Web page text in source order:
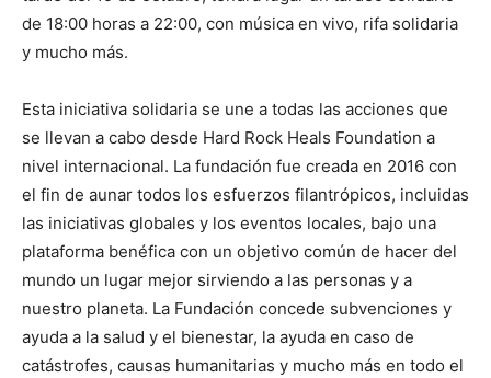
de 18:00 horas a 22:00, con música en vivo, rifa solidaria
y mucho más.
Esta iniciativa solidaria se une a todas las acciones que
se llevan a cabo desde Hard Rock Heals Foundation a
nivel internacional. La fundación fue creada en 2016 con
el fin de aunar todos los esfuerzos filantrópicos, incluidas
las iniciativas globales y los eventos locales, bajo una
plataforma benéfica con un objetivo común de hacer del
mundo un lugar mejor sirviendo a las personas y a
nuestro planeta. La Fundación concede subvenciones y
ayuda a la salud y el bienestar, la ayuda en caso de
catástrofes, causas humanitarias y mucho más en todo el